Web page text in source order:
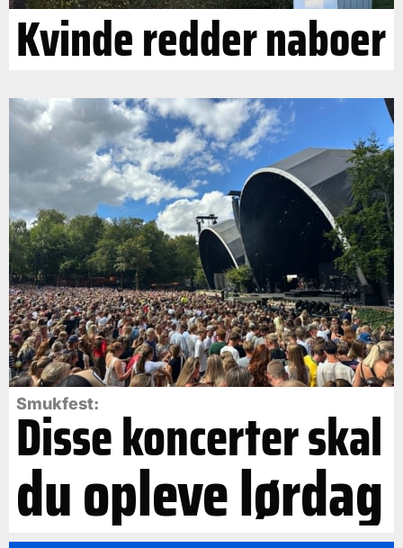
Kvinde redder naboer
Smukfest:
Disse koncerter skal
du opleve lørdag